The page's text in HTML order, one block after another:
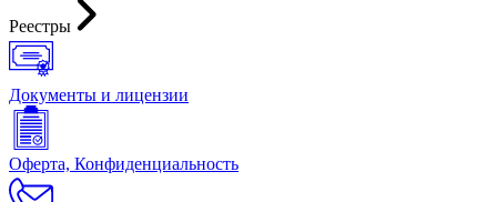
Реестры
Документы и лицензии
Оферта, Конфиденциальность